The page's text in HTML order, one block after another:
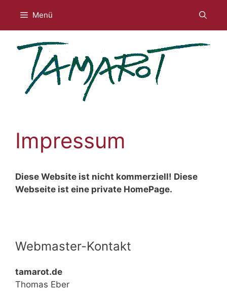
Inhalt
springen
Menü
Impressum
Diese Website ist nicht kommerziell! Diese
Webseite ist eine private HomePage.
Webmaster-Kontakt
tamarot.de
Thomas Eber